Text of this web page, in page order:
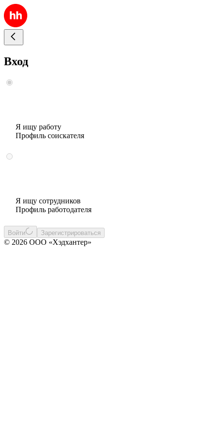
Вход
Я ищу работу
Профиль соискателя
Я ищу сотрудников
Профиль работодателя
Войти Зарегистрироваться
© 2026 ООО «Хэдхантер»